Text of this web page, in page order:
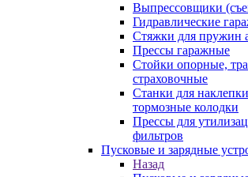
Выпрессовщики
Гидравлические
Стяжки для пружин
Прессы гаражные
Стойки опорные,
страховочные
Станки для
тормозные колодки
Прессы для
фильтров
Пусковые и зарядные
Назад